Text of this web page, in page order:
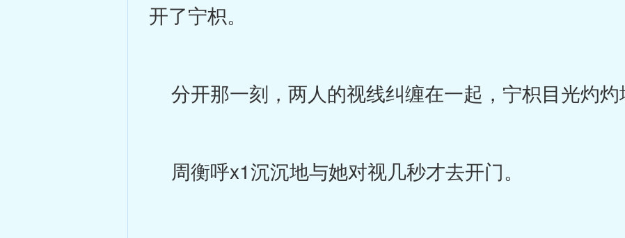
开了宁枳。
分开那一刻，两人的视线纠缠在一起，宁枳目光灼灼
周衡呼x1沉沉地与她对视几秒才去开门。